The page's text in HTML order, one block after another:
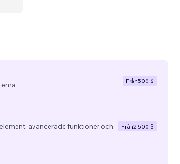
Från500 $
avancerade funktioner och
Från2 500 $